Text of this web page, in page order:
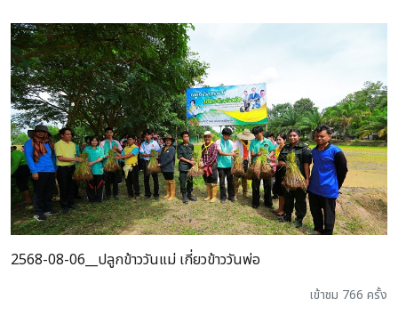
2568-08-06__ปลูกข้าววันแม่ เกี่ยวข้าววันพ่อ
เข้าชม 766 ครั้ง